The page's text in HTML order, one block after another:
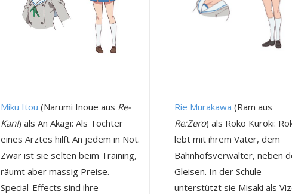
Miku Itou (Narumi Inoue aus Re-
Kan!) als An Akagi: Als Tochter
eines Arztes hilft An jedem in Not.
Zwar ist sie selten beim Training,
räumt aber massig Preise.
Special-Effects sind ihre
Rie Murakawa (Ram aus
Re:Zero) als Roko Kuroki:
lebt mit ihrem Vater, dem
Bahnhofsverwalter, neben
Gleisen. In der Schule
unterstützt sie Misaki als